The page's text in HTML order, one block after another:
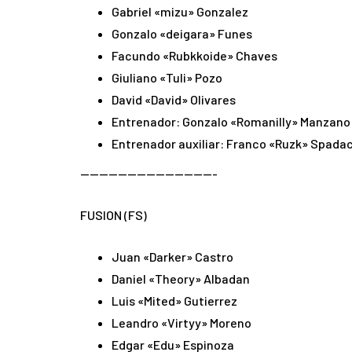
Gabriel «mizu» Gonzalez
Gonzalo «deigara» Funes
Facundo «Rubkkoide» Chaves
Giuliano «Tuli» Pozo
David «David» Olivares
Entrenador: Gonzalo «Romanilly» Manzano
Entrenador auxiliar: Franco «Ruzk»
——————————————-
FUSION (FS)
Juan «Darker» Castro
Daniel «Theory» Albadan
Luis «Mited» Gutierrez
Leandro «Virtyy» Moreno
Edgar «Edu» Espinoza